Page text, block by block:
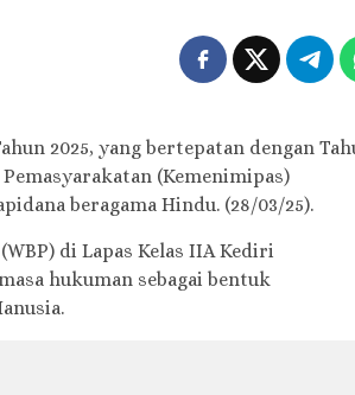
2025, yang bertepatan dengan
(Kemenimipas)
beragama Hindu. (28/03/25).
di Lapas Kelas IIA Kediri
hukuman sebagai bentuk